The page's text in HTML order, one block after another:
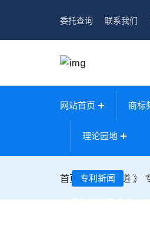
委托查询 联系我们
网站首页 商标
理论园地
首页 》专利频道 》
专利新闻